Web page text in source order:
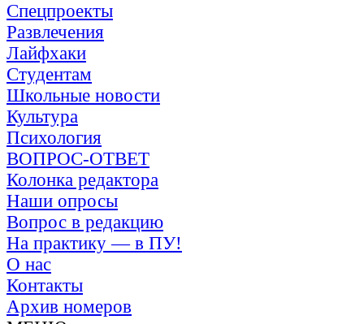
Спецпроекты
Развлечения
Лайфхаки
Студентам
Школьные новости
Культура
Психология
ВОПРОС-ОТВЕТ
Колонка редактора
Наши опросы
Вопрос в редакцию
На практику — в ПУ!
О нас
Контакты
Архив номеров